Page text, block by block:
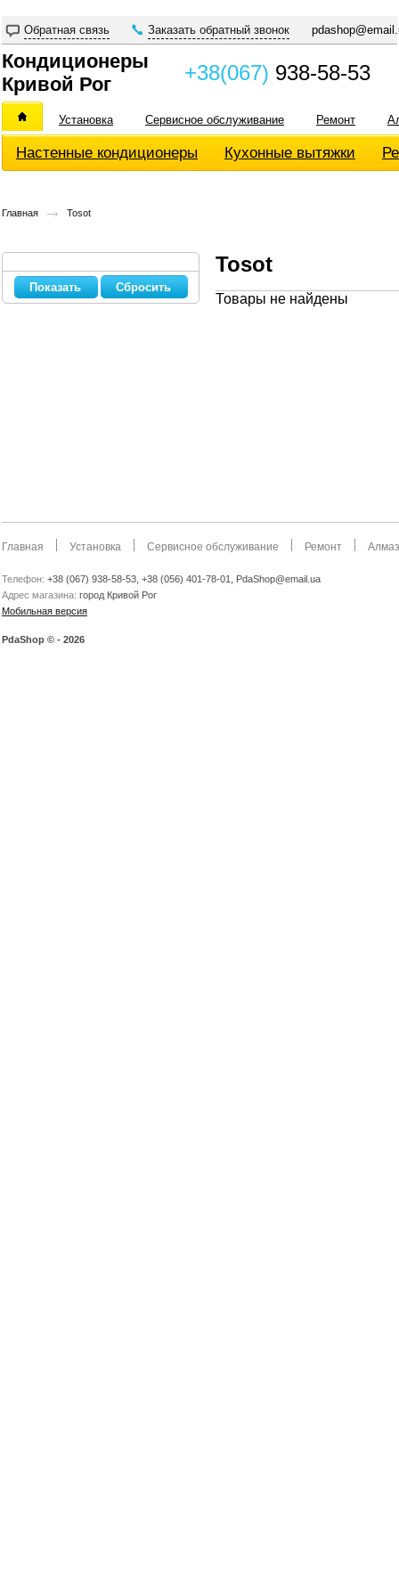
Обратная связь Заказать обратный звонок
Кондиционеры
Кривой Рог
+38(067) 938-58-53
Установка Сервисное обслуживание Ремонт
Настенные кондиционеры Кухонные вытяжки
Главная Tosot
Сбросить
Tosot
Товары не найдены
Главная Установка Сервисное обслуживание Ремонт
Телефон: +38 (067) 938-58-53, +38 (056) 401-78-01, PdaShop@email.ua
Адрес магазина: город Кривой Рог
Мобильная версия
PdaShop © - 2026